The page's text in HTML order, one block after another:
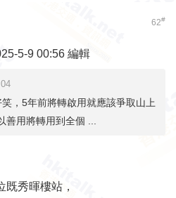
62#
5-9 00:56 編輯
，5年前將轉啟用就應該爭取山上
用將轉用到全個 ...
秀暉樓站，